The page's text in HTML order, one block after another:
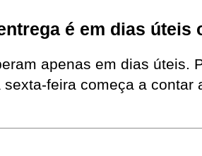
é em dias úteis
apenas em dias úteis.
feira começa a contar